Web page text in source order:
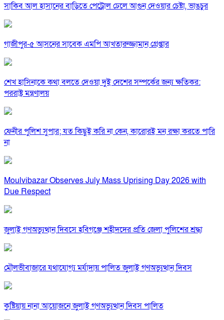
সাকিব আল হাসানের বাড়িতে পেট্রোল ঢেলে আগুন দেওয়ার চেষ্টা, ভাঙচুর
গাজীপুর-৫ আসনের সাবেক এমপি আখতারুজ্জামান গ্রেপ্তার
শেখ হাসিনাকে কথা বলতে দেওয়া দুই দেশের সম্পর্কের জন্য ক্ষতিকর:
পররাষ্ট্র মন্ত্রণালয়
ফেনীর পুলিশ সুপার; যত কিছুই করি না কেন, কারোরই মন রক্ষা করতে পারি
না
Moulvibazar Observes July Mass Uprising Day 2026 with
Due Respect
জুলাই গণঅভ্যুত্থান দিবসে হবিগঞ্জে শহীদদের প্রতি জেলা পুলিশের শ্রদ্ধা
মৌলভীবাজারে যথাযোগ্য মর্যাদায় পালিত জুলাই গণঅভ্যুত্থান দিবস
কুষ্টিয়ায় নানা আয়োজনে জুলাই গণঅভ্যুত্থান দিবস পালিত